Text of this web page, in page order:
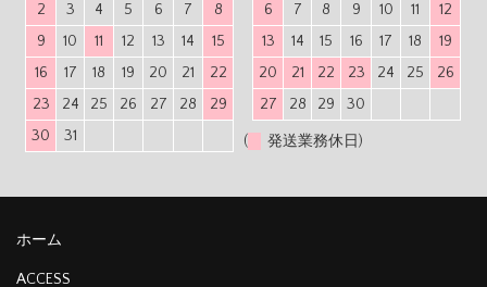
2
3 4 5 6 7
8
9
10 11 12 13 14
15
16
17 18 19 20 21
22
23
24 25 26 27 28
29
30
31
6
7 8 9 10 11
12
13
14 15 16 17 18
19
20
21 22 23 24 25
26
27
28 29 30
( 発送業務休日)
ホーム
ACCESS